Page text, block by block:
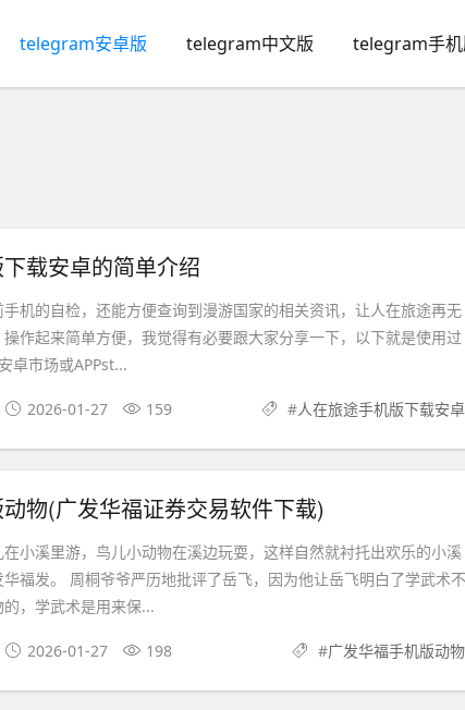
telegram安卓版 telegram中文版 telegram手
载安卓的简单介绍
机的自检，还能方便查询到漫游国家的相关资讯，让人在旅途再无
作起来简单方便，我觉得有必要跟大家分享一下，以下就是使用过
卓市场或APPst...
2026-01-27 159 #人在旅途手机版下载安卓
物(广发华福证券交易软件下载)
小溪里游，鸟儿小动物在溪边玩耍，这样自然就衬托出欢乐的小溪
福发。 周桐爷爷严历地批评了岳飞，因为他让岳飞明白了学武术不
，学武术是用来保...
2026-01-27 198 #广发华福手机版动物